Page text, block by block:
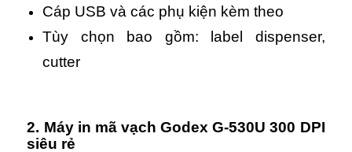
Cáp USB và các phụ kiện kèm theo
Tùy chọn bao gồm: label dispenser,
cutter
2. Máy in mã vạch Godex G-530U 300 DPI
siêu rẻ